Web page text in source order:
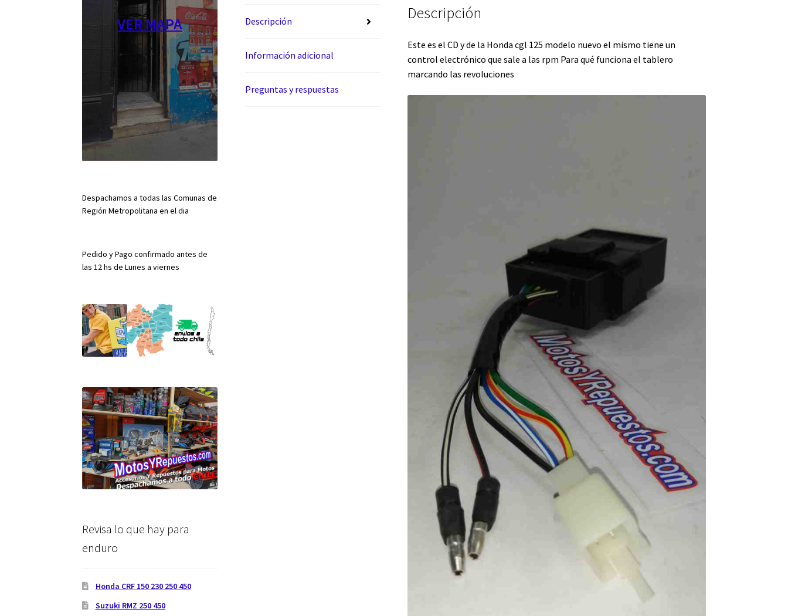
Descripción
Información adicional
Preguntas y respuestas
Descripción
Este es el CD y de la Honda cgl 125 modelo nuevo el mismo tiene un
control electrónico que sale a las rpm Para qué funciona el tablero
marcando las revoluciones
VER MAPA
Despachamos a todas las Comunas de
Región Metropolitana en el dia
Pedido y Pago confirmado antes de
las 12 hs de Lunes a viernes
Revisa lo que hay para
enduro
Honda CRF 150 230 250 450
Suzuki RMZ 250 450